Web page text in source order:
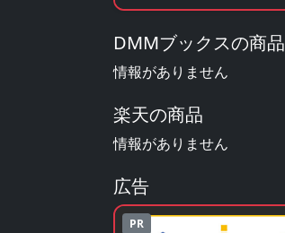
DMMブックスの商品
情報がありません
楽天の商品
情報がありません
広告
PR